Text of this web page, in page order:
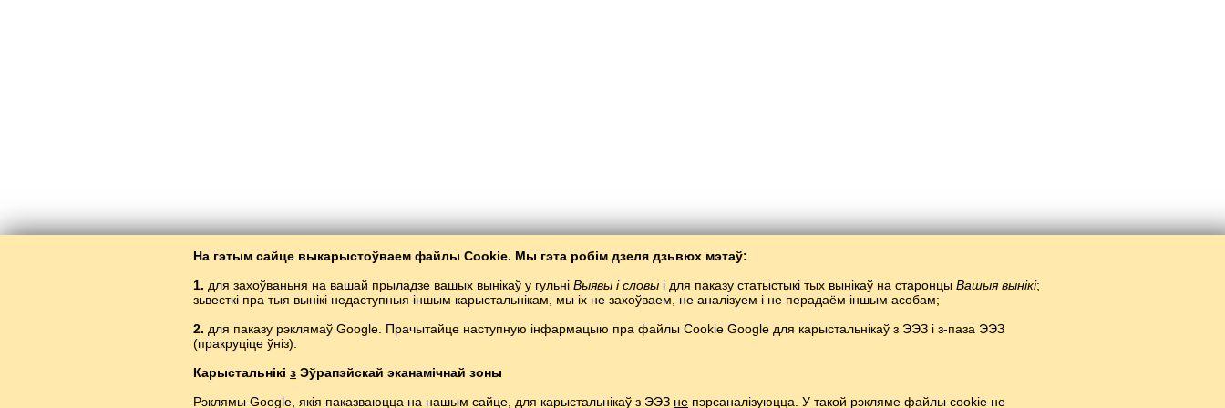
На гэтым сайце выкарыстоўваем файлы Cookie. Мы гэта робім дзеля дзьвюх мэтаў:
1. для захоўваньня на вашай прыладзе вашых вынікаў у гульні Выявы і словыі для паказу статыстыкі тых вынікаў на старонцы Вашыя вынікі;
зьвесткі пра тыя вынікі недаступныя іншым карысталь­нікам, мы іх не захоўваем, не аналізуем і не перадаём іншым асобам;
2. для паказу рэклямаў Google. Прачытайце наступную інфармацыю пра файлы Cookie Google для карыстальнікаў з ЭЭЗ і з-паза ЭЭЗ
(пракруціце ўніз).
Карыстальнікі з Эўрапэйскай эканамічнай зоны
Рэклямы Google, якія паказваюцца на нашым сайце, для карыстальнікаў з ЭЭЗ не пэрсаналізуюцца. У такой рэкляме файлы cookie не
Балта­Слаў/ Выявы і словы/ Чачэнская мова ў малюнках